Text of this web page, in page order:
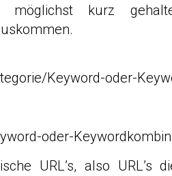
möglichst kurz
Keyword-oder-
oder-
URL’s, also URL’s